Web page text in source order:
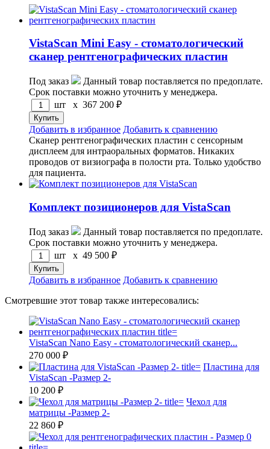
VistaScan Mini Easy - стоматологический
сканер рентгенографических пластин
Под заказ
Данный товар поставляется по предоплате.
Срок поставки можно уточнить у менеджера.
шт x 367 200 ₽
Добавить в избранное Добавить к сравнению
Сканер рентгенографических пластин с сенсорным
дисплеем для интраоральных форматов. Никаких
проводов от визиографа в полости рта. Только удобство
для пациента.
Комплект позиционеров для VistaScan
Под заказ
Данный товар поставляется по предоплате.
Срок поставки можно уточнить у менеджера.
шт x 49 500 ₽
Добавить в избранное Добавить к сравнению
Смотревшие этот товар также интересовались:
VistaScan Nano Easy - стоматологический сканер...
270 000 ₽
Пластина для
VistaScan -Размер 2-
10 200 ₽
Чехол для
матрицы -Размер 2-
22 860 ₽